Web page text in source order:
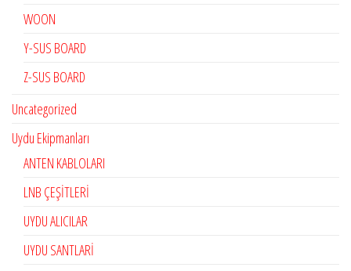
WOON
Y-SUS BOARD
Z-SUS BOARD
Uncategorized
Uydu Ekipmanları
ANTEN KABLOLARI
LNB ÇEŞİTLERİ
UYDU ALICILAR
UYDU SANTLARİ